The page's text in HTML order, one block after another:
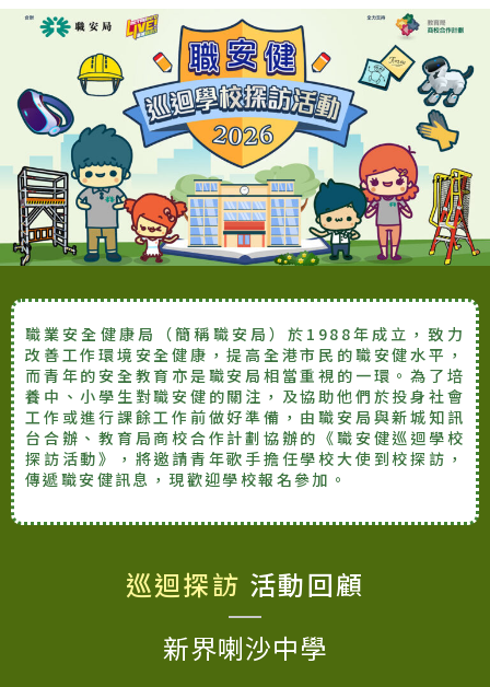
職業安全健康局（簡稱職安局）於1988年成立，致力
改善工作環境安全健康，提高全港市民的職安健水平，
而青年的安全教育亦是職安局相當重視的一環。為了培
養中、小學生對職安健的關注，及協助他們於投身社會
工作或進行課餘工作前做好準備，由職安局與新城知訊
台合辦、教育局商校合作計劃協辦的《職安健巡迴學校
探訪活動》，將邀請青年歌手擔任學校大使到校探訪，
傳遞職安健訊息，現歡迎學校報名參加。
巡迴探訪 活動回顧
新界喇沙中學